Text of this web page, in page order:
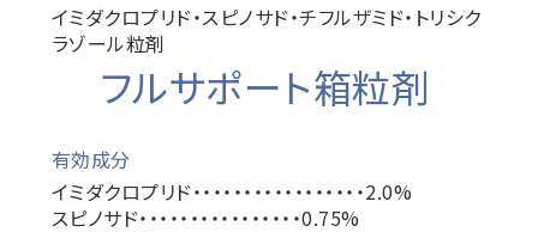
イミダクロプリド・スピノサド・チフルザミド・トリシク
ラゾール粒剤
フルサポート箱粒剤
有効成分
イミダクロプリド・・・・・・・・・・・・・・・・・2.0%
スピノサド・・・・・・・・・・・・・・・・0.75%